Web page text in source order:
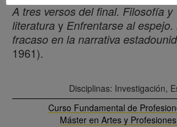
A tres versos del final. Filosofía y
literatura y Enfrentarse al
fracaso en la narrativa
1961).
Disciplinas: Investigación,
Curso Fundamental de
Máster en Artes y